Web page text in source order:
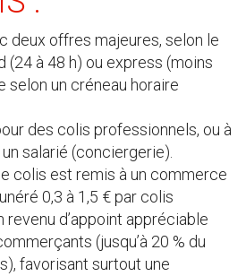
deux offres majeures, selon le
(24 à 48 h) ou express (moins
selon un créneau horaire
des colis professionnels, ou à
salarié (conciergerie).
colis est remis à un commerce
0,3 à 1,5 € par colis
revenu d’appoint appréciable
(jusqu’à 20 % du
favorisant surtout une